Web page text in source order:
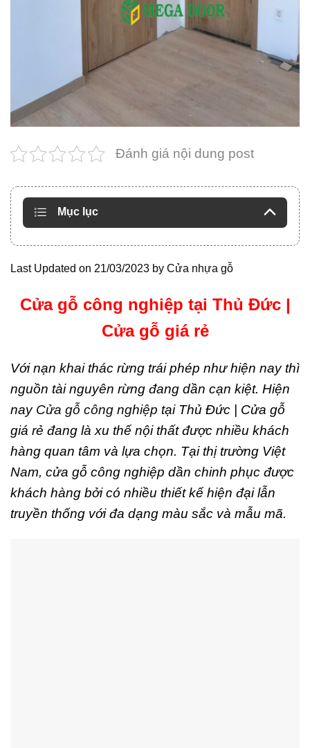
Đánh giá nội dung post
Mục lục
Last Updated on 21/03/2023 by Cửa nhựa gỗ
Cửa gỗ công nghiệp tại Thủ Đức |
Cửa gỗ giá rẻ
Với nạn khai thác rừng trái phép như hiện nay thì
nguồn tài nguyên rừng đang dần cạn kiệt. Hiện
nay Cửa gỗ công nghiệp tại Thủ Đức | Cửa gỗ
giá rẻ đang là xu thế nội thất được nhiều khách
hàng quan tâm và lựa chọn. Tại thị trường Việt
Nam, cửa gỗ công nghiệp dần chinh phục được
khách hàng bởi có nhiều thiết kế hiện đại lẫn
truyền thống với đa dạng màu sắc và mẫu mã.